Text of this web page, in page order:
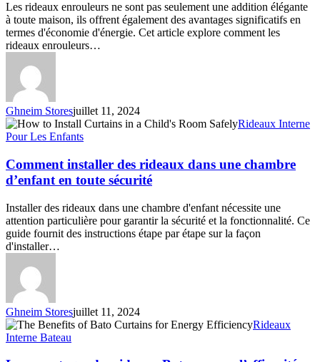
peuvent
vous
faire
économiser
l’argent
Les rideaux enrouleurs ne sont pas seulement une addition élégante
à toute maison, ils offrent également des avantages significatifs en
termes d'économie d'énergie. Cet article explore comment les
rideaux enrouleurs…
Ghneim Storesjuillet 11, 2024
Comment
installer
rideaux
dans
une
d’enfant
en
toute
sécurité
Rideaux Interne
Pour Les Enfants
Comment installer des rideaux dans une chambre
d’enfant en toute sécurité
Installer des rideaux dans une chambre d'enfant nécessite une
attention particulière pour garantir la sécurité et la fonctionnalité. Ce
guide fournit des instructions étape par étape sur la façon
d'installer…
Ghneim Storesjuillet 11, 2024
Les
avantages
Rideaux
Interne Bateau